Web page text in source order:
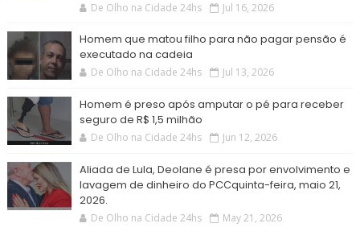
De Olho na Cidade 24hs Jul 16, 2026
Homem que matou filho para não pagar pensão é
executado na cadeia
De Olho na Cidade 24hs Jul 13, 2026
Homem é preso após amputar o pé para receber
seguro de R$ 1,5 milhão
De Olho na Cidade 24hs Jun 12, 2026
Aliada de Lula, Deolane é presa por envolvimento e
lavagem de dinheiro do PCCquinta-feira, maio 21,
2026.
De Olho na Cidade 24hs May 21, 2026